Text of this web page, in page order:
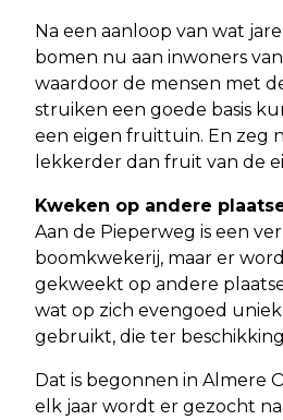
Na een aanloop van wat
bomen nu aan inwoners
waardoor de mensen met
struiken een goede basis
een eigen fruittuin. En zeg
lekkerder dan fruit van de
Kweken op andere
Aan de Pieperweg is een
boomkwekerij, maar er
gekweekt op andere
wat op zich evengoed
gebruikt, die ter
Dat is begonnen in Almere
elk jaar wordt er gezocht